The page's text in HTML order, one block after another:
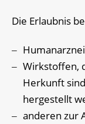
Die Erlaubnis
Wirkstoffen,
Herkunft
hergestellt
anderen zur